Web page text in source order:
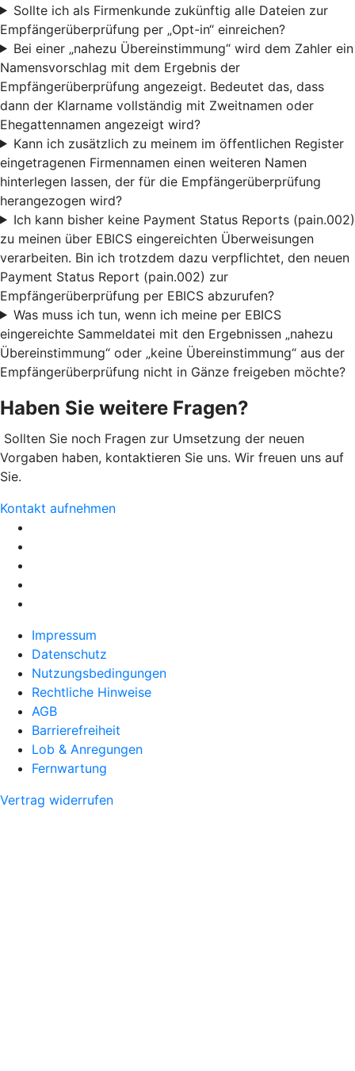
Sollte ich als Firmenkunde zukünftig alle Dateien zur
Empfängerüberprüfung per „Opt-in“ einreichen?
Bei einer „nahezu Übereinstimmung“ wird dem Zahler ein
Namensvorschlag mit dem Ergebnis der
Empfängerüberprüfung angezeigt. Bedeutet das, dass
dann der Klarname vollständig mit Zweitnamen oder
Ehegattennamen angezeigt wird?
Kann ich zusätzlich zu meinem im öffentlichen Register
eingetragenen Firmennamen einen weiteren Namen
hinterlegen lassen, der für die Empfängerüberprüfung
herangezogen wird?
Ich kann bisher keine Payment Status Reports (pain.002)
zu meinen über EBICS eingereichten Überweisungen
verarbeiten. Bin ich trotzdem dazu verpflichtet, den neuen
Payment Status Report (pain.002) zur
Empfängerüberprüfung per EBICS abzurufen?
Was muss ich tun, wenn ich meine per EBICS
eingereichte Sammeldatei mit den Ergebnissen „nahezu
Übereinstimmung“ oder „keine Übereinstimmung“ aus der
Empfängerüberprüfung nicht in Gänze freigeben möchte?
Haben Sie weitere Fragen?
Sollten Sie noch Fragen zur Umsetzung der neuen
Vorgaben haben, kontaktieren Sie uns. Wir freuen uns auf
Sie.
Kontakt aufnehmen
Impressum
Datenschutz
Nutzungsbedingungen
Rechtliche Hinweise
AGB
Barrierefreiheit
Lob & Anregungen
Fernwartung
Vertrag widerrufen